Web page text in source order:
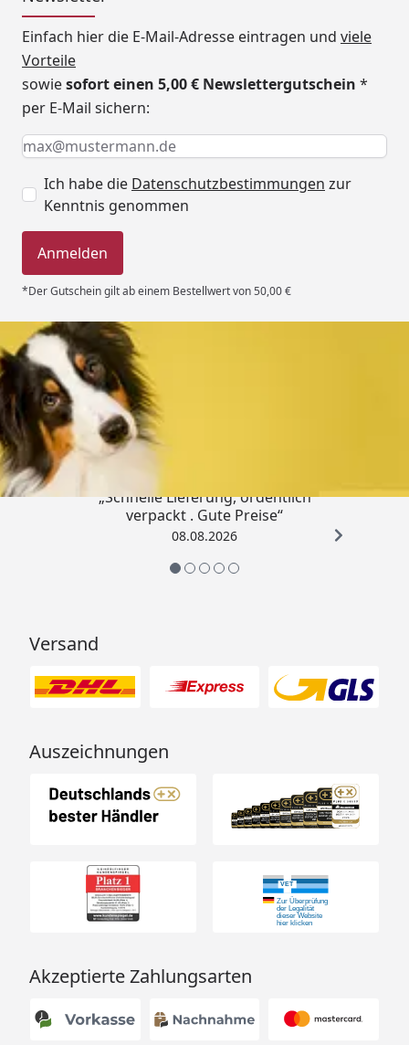
Einfach hier die E-Mail-Adresse eintragen und viele
Vorteile
sowiesofort einen 5,00 € Newslettergutschein *
per E-Mail sichern:
Keine Eingabe erforderlich
Eingabe erforderlich
E-Mail *
Ich habe die Datenschutzbestimmungen zur
Kenntnis genommen
Anmelden
*Der Gutschein gilt ab einem Bestellwert von 50,00 €
Trusted Shops
„Schnelle Lieferung, ordentlich
verpackt . Gute Preise“
08.08.2026
Versand
Auszeichnungen
Akzeptierte Zahlungsarten